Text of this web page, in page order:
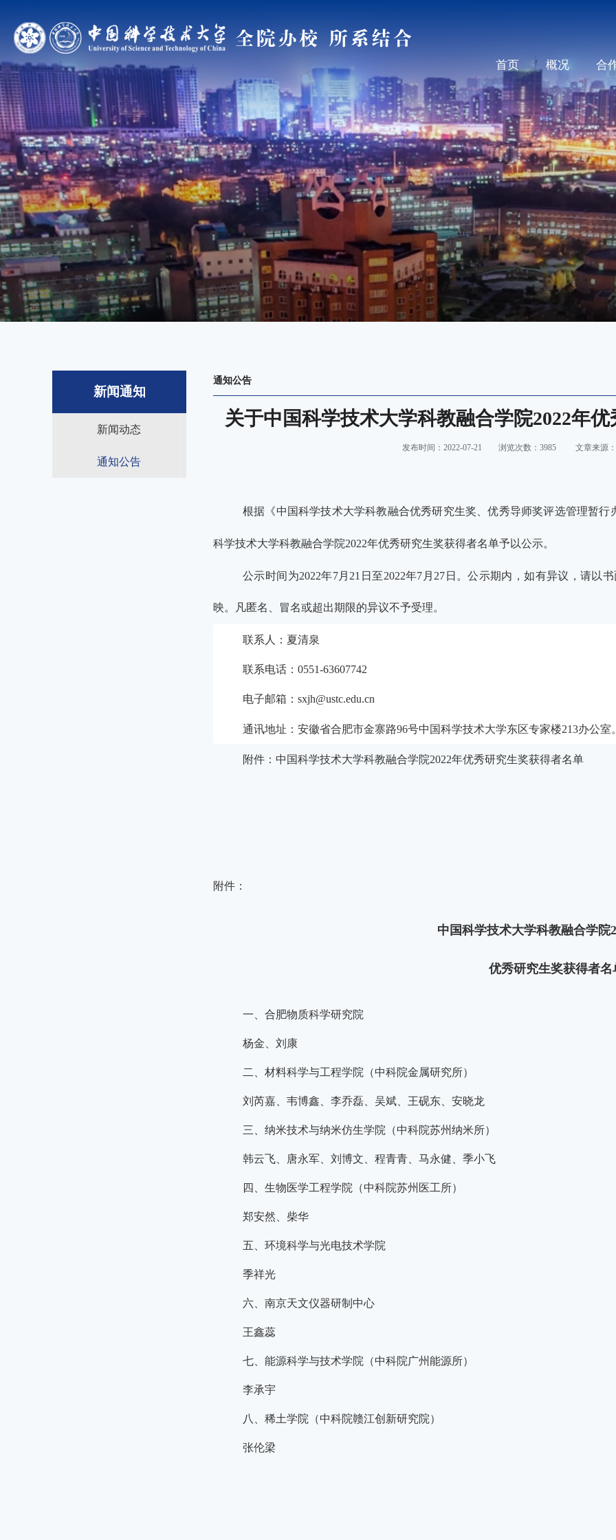
首页 概况 合
新闻通知
新闻动态
通知公告
通知公告
关于中国科学技术大学科教融合学院2022年
发布时间：2022-07-21 浏览次数：3985 文章来源
根据《中国科学技术大学科教融合优秀研究生奖、优秀导师奖评选管理暂行
科学技术大学科教融合学院2022年优秀研究生奖获得者名单予以公示。
公示时间为2022年7月21日至2022年7月27日。公示期内，如有异议，请以
映。凡匿名、冒名或超出期限的异议不予受理。
联系 人：夏清泉
联系电话：0551-63607742
电子邮箱：sxjh@ustc.edu.cn
通讯地址：安徽省合肥市金寨路96号中国科学技术大学东区专家楼213办公室。
附件：中国科学技术大学科教融合学院2022年优秀研究生奖获得者名单
附件 ：
中国科学技术大学科教融合学院
优秀研究生奖获得者名
一、合肥物质科学研究院
杨金、刘康
二、材料科学与工程学院（中科院金属研究所）
刘芮嘉、韦博鑫、李乔磊、吴斌、王砚东、安晓龙
三、纳米技术与纳米仿生学院（中科院苏州纳米所）
韩云飞、唐永军、刘博文、程青青、马永健、季小飞
四、生物医学工程学院（中科院苏州医工所）
郑安然、柴华
五、环境科学与光电技术学院
季祥光
六、南京天文仪器研制中心
王鑫蕊
七、能源科学与技术学院（中科院广州能源所）
李承宇
八、稀土学院（中科院赣江创新研究院）
张伦梁